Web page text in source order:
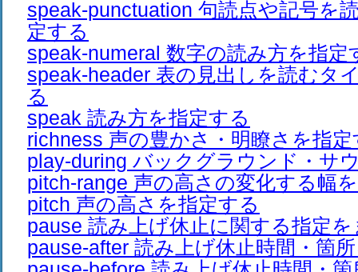
speak-punctuation 句読点や記号を
定する
speak-numeral 数字の読み方を指定
speak-header 表の見出しを読むタ
る
speak 読み方を指定する
richness 声の豊かさ・明瞭さを指定
play-during バックグラウンド・サ
pitch-range 声の高さの変化する幅
pitch 声の高さを指定する
pause 読み上げ休止に関する指定
pause-after 読み上げ休止時間・箇